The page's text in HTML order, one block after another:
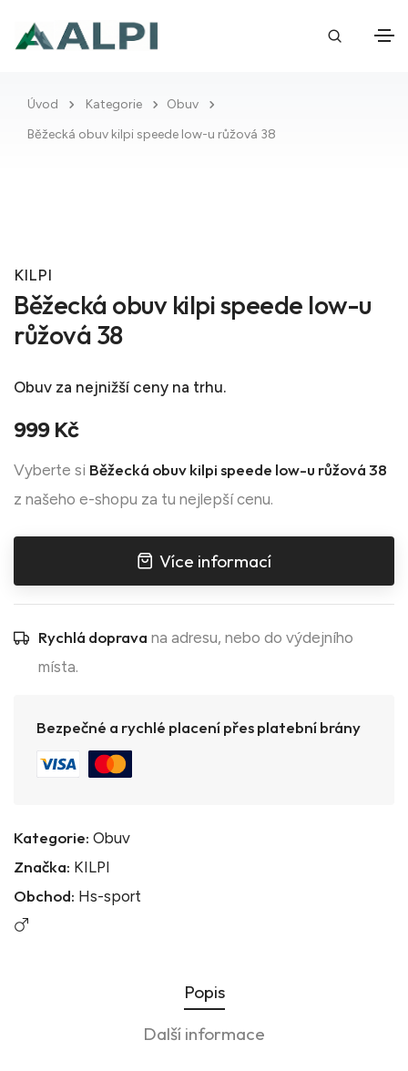
Úvod Kategorie
Obuv
Běžecká obuv kilpi speede low-u růžová 38
KILPI
Běžecká obuv kilpi speede low-u
růžová 38
Obuv za nejnižší ceny na trhu.
999 Kč
Vyberte si Běžecká obuv kilpi speede low-u růžová 38
z našeho e-shopu za tu nejlepší cenu.
Více informací
Rychlá doprava na adresu, nebo do výdejního
místa.
Bezpečné a rychlé placení přes platební brány
Kategorie: Obuv
Značka: KILPI
Obchod: Hs-sport
Popis
Další informace